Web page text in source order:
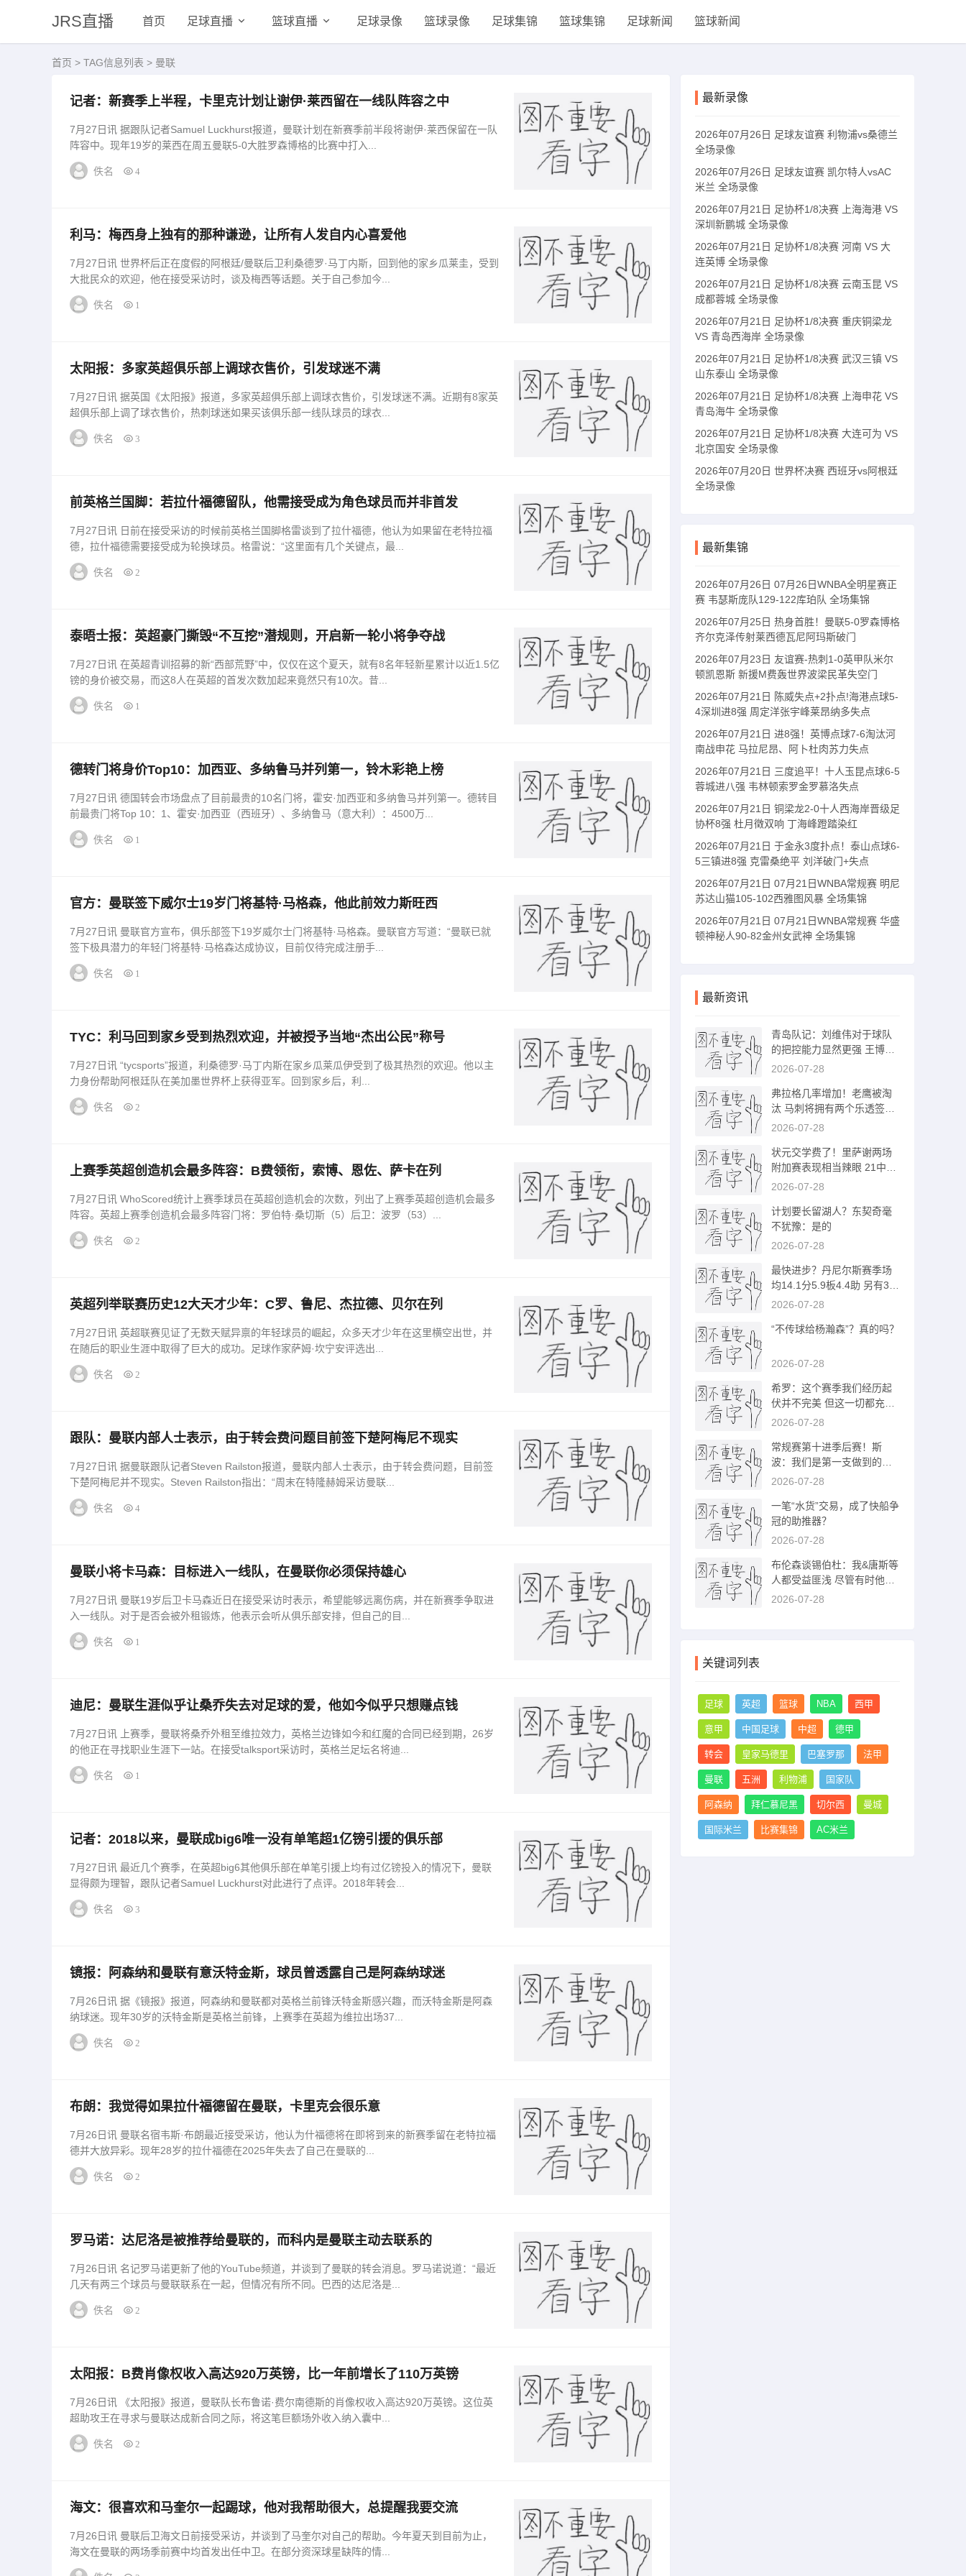
JRS直播 首页 足球直播 篮球直播 足球录像 篮球录像 足球集锦 篮球集锦 足球新闻 篮球新闻
首页 > TAG信息列表 > 曼联
记者：新赛季上半程，卡里克计划让谢伊·莱西留在一线队阵容之中
7月27日讯 据跟队记者Samuel Luckhurst报道，曼联计划在新赛季前半段将谢伊·莱西保留在一队
阵容中。现年19岁的莱西在周五曼联5-0大胜罗森博格的比赛中打入...
佚名 4
利马：梅西身上独有的那种谦逊，让所有人发自内心喜爱他
7月27日讯 世界杯后正在度假的阿根廷/曼联后卫利桑德罗·马丁内斯，回到他的家乡瓜莱圭，受到
大批民众的欢迎，他在接受采访时，谈及梅西等话题。关于自己参加今...
佚名 1
太阳报：多家英超俱乐部上调球衣售价，引发球迷不满
7月27日讯 据英国《太阳报》报道，多家英超俱乐部上调球衣售价，引发球迷不满。近期有8家英
超俱乐部上调了球衣售价，热刺球迷如果买该俱乐部一线队球员的球衣...
佚名 3
前英格兰国脚：若拉什福德留队，他需接受成为角色球员而并非首发
7月27日讯 日前在接受采访的时候前英格兰国脚格雷谈到了拉什福德，他认为如果留在老特拉福
德，拉什福德需要接受成为轮换球员。格雷说：“这里面有几个关键点，最...
佚名 2
泰晤士报：英超豪门撕毁“不互挖”潜规则，开启新一轮小将争夺战
7月27日讯 在英超青训招募的新“西部荒野”中，仅仅在这个夏天，就有8名年轻新星累计以近1.5亿
镑的身价被交易，而这8人在英超的首发次数加起来竟然只有10次。昔...
佚名 1
德转门将身价Top10：加西亚、多纳鲁马并列第一，铃木彩艳上榜
7月27日讯 德国转会市场盘点了目前最贵的10名门将，霍安·加西亚和多纳鲁马并列第一。德转目
前最贵门将Top 10：1、霍安·加西亚（西班牙）、多纳鲁马（意大利）：4500万...
佚名 1
官方：曼联签下威尔士19岁门将基特·马格森，他此前效力斯旺西
7月27日讯 曼联官方宣布，俱乐部签下19岁威尔士门将基特·马格森。曼联官方写道：“曼联已就
签下极具潜力的年轻门将基特·马格森达成协议，目前仅待完成注册手...
佚名 1
TYC：利马回到家乡受到热烈欢迎，并被授予当地“杰出公民”称号
7月27日讯 “tycsports”报道，利桑德罗·马丁内斯在家乡瓜莱瓜伊受到了极其热烈的欢迎。他以主
力身份帮助阿根廷队在美加墨世界杯上获得亚军。回到家乡后，利...
佚名 2
上赛季英超创造机会最多阵容：B费领衔，索博、恩佐、萨卡在列
7月27日讯 WhoScored统计上赛季球员在英超创造机会的次数，列出了上赛季英超创造机会最多
阵容。英超上赛季创造机会最多阵容门将：罗伯特·桑切斯（5）后卫：波罗（53）...
佚名 2
英超列举联赛历史12大天才少年：C罗、鲁尼、杰拉德、贝尔在列
7月27日讯 英超联赛见证了无数天赋异禀的年轻球员的崛起，众多天才少年在这里横空出世，并
在随后的职业生涯中取得了巨大的成功。足球作家萨姆·坎宁安评选出...
佚名 2
跟队：曼联内部人士表示，由于转会费问题目前签下楚阿梅尼不现实
7月27日讯 据曼联跟队记者Steven Railston报道，曼联内部人士表示，由于转会费问题，目前签
下楚阿梅尼并不现实。Steven Railston指出：“周末在特隆赫姆采访曼联...
佚名 4
曼联小将卡马森：目标进入一线队，在曼联你必须保持雄心
7月27日讯 曼联19岁后卫卡马森近日在接受采访时表示，希望能够远离伤病，并在新赛季争取进
入一线队。对于是否会被外租锻炼，他表示会听从俱乐部安排，但自己的目...
佚名 1
迪尼：曼联生涯似乎让桑乔失去对足球的爱，他如今似乎只想赚点钱
7月27日讯 上赛季，曼联将桑乔外租至维拉效力，英格兰边锋如今和红魔的合同已经到期，26岁
的他正在寻找职业生涯下一站。在接受talksport采访时，英格兰足坛名将迪...
佚名 1
记者：2018以来，曼联成big6唯一没有单笔超1亿镑引援的俱乐部
7月27日讯 最近几个赛季，在英超big6其他俱乐部在单笔引援上均有过亿镑投入的情况下，曼联
显得颇为理智，跟队记者Samuel Luckhurst对此进行了点评。2018年转会...
佚名 3
镜报：阿森纳和曼联有意沃特金斯，球员曾透露自己是阿森纳球迷
7月26日讯 据《镜报》报道，阿森纳和曼联都对英格兰前锋沃特金斯感兴趣，而沃特金斯是阿森
纳球迷。现年30岁的沃特金斯是英格兰前锋，上赛季在英超为维拉出场37...
佚名 2
布朗：我觉得如果拉什福德留在曼联，卡里克会很乐意
7月26日讯 曼联名宿韦斯·布朗最近接受采访，他认为什福德将在即将到来的新赛季留在老特拉福
德并大放异彩。现年28岁的拉什福德在2025年失去了自己在曼联的...
佚名 2
罗马诺：达尼洛是被推荐给曼联的，而科内是曼联主动去联系的
7月26日讯 名记罗马诺更新了他的YouTube频道，并谈到了曼联的转会消息。罗马诺说道：“最近
几天有两三个球员与曼联联系在一起，但情况有所不同。巴西的达尼洛是...
佚名 2
太阳报：B费肖像权收入高达920万英镑，比一年前增长了110万英镑
7月26日讯 《太阳报》报道，曼联队长布鲁诺·费尔南德斯的肖像权收入高达920万英镑。这位英
超助攻王在寻求与曼联达成新合同之际，将这笔巨额场外收入纳入囊中...
佚名 2
海文：很喜欢和马奎尔一起踢球，他对我帮助很大，总提醒我要交流
7月26日讯 曼联后卫海文日前接受采访，并谈到了马奎尔对自己的帮助。今年夏天到目前为止，
海文在曼联的两场季前赛中均首发出任中卫。在部分资深球星缺阵的情...
最新录像
2026年07月26日 足球友谊赛 利物浦vs桑德兰
全场录像
2026年07月26日 足球友谊赛 凯尔特人vsAC
米兰 全场录像
2026年07月21日 足协杯1/8决赛 上海海港 VS
深圳新鹏城 全场录像
2026年07月21日 足协杯1/8决赛 河南 VS 大
连英博 全场录像
2026年07月21日 足协杯1/8决赛 云南玉昆 VS
成都蓉城 全场录像
2026年07月21日 足协杯1/8决赛 重庆铜梁龙
VS 青岛西海岸 全场录像
2026年07月21日 足协杯1/8决赛 武汉三镇 VS
山东泰山 全场录像
2026年07月21日 足协杯1/8决赛 上海申花 VS
青岛海牛 全场录像
2026年07月21日 足协杯1/8决赛 大连可为 VS
北京国安 全场录像
2026年07月20日 世界杯决赛 西班牙vs阿根廷
全场录像
最新集锦
2026年07月26日 07月26日WNBA全明星赛正
赛 韦瑟斯庞队129-122库珀队 全场集锦
2026年07月25日 热身首胜！曼联5-0罗森博格
齐尔克泽传射莱西德瓦尼阿玛斯破门
2026年07月23日 友谊赛-热刺1-0英甲队米尔
顿凯恩斯 新援M费轰世界波梁民革失空门
2026年07月21日 陈威失点+2扑点!海港点球5-
4深圳进8强 周定洋张宇峰莱昂纳多失点
2026年07月21日 进8强！英博点球7-6淘汰河
南战申花 马拉尼昂、阿卜杜肉苏力失点
2026年07月21日 三度追平！十人玉昆点球6-5
蓉城进八强 韦林顿索罗金罗慕洛失点
2026年07月21日 铜梁龙2-0十人西海岸晋级足
协杯8强 杜月徵双响 丁海峰蹬踏染红
2026年07月21日 于金永3度扑点！泰山点球6-
5三镇进8强 克雷桑绝平 刘洋破门+失点
2026年07月21日 07月21日WNBA常规赛 明尼
苏达山猫105-102西雅图风暴 全场集锦
2026年07月21日 07月21日WNBA常规赛 华盛
顿神秘人90-82金州女武神 全场集锦
最新资讯
青岛队记：刘维伟对于球队
的把控能力显然更强 王博临
场有差距
2026-07-28
弗拉格几率增加！老鹰被淘
汰 马刺将拥有两个乐透签&
状元概率6.7%
2026-07-28
状元交学费了！里萨谢两场
附加赛表现相当辣眼 21中3
合计得10分
2026-07-28
计划要长留湖人？东契奇毫
不犹豫：是的
2026-07-28
最快进步？丹尼尔斯赛季场
均14.1分5.9板4.4助 另有3抢
断34年首人
2026-07-28
“不传球给杨瀚森”？真的吗？
2026-07-28
希罗：这个赛季我们经历起
伏并不完美 但这一切都充斥
着热火文化
2026-07-28
常规赛第十进季后赛！斯
波：我们是第一支做到的球
队 有何不可？
2026-07-28
一笔“水货”交易，成了快船争
冠的助推器？
2026-07-28
布伦森谈锡伯杜：我&唐斯等
人都受益匪浅 尽管有时他让
我生气
2026-07-28
关键词列表
足球 英超 篮球 NBA 西甲
意甲 中国足球 中超 德甲
转会 皇家马德里 巴塞罗那 法甲
曼联 五洲 利物浦 国家队
阿森纳 拜仁慕尼黑 切尔西 曼城
国际米兰 比赛集锦 AC米兰